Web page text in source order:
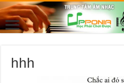
hhh